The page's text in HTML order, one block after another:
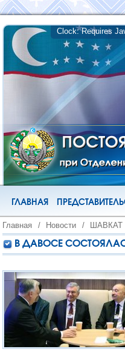
ГЛАВНАЯ
Главная / Новости /
В ДАВОСЕ